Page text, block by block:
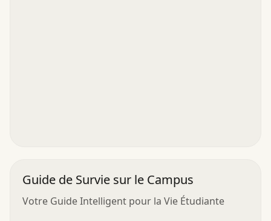
Guide de Survie sur le Campus
Votre Guide Intelligent pour la Vie Étudiante